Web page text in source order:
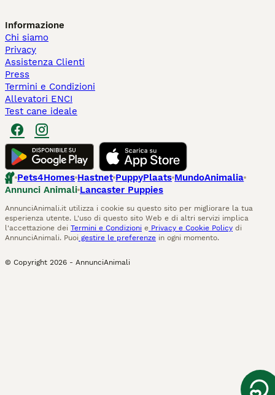
Informazione
Chi siamo
Privacy
Assistenza Clienti
Press
Termini e Condizioni
Allevatori ENCI
Test cane ideale
Pets4Homes Hastnet PuppyPlaats MundoAnimalia
Annunci Animali Lancaster Puppies
AnnunciAnimali.it utilizza i cookie su questo sito per migliorare la tua
esperienza utente. L'uso di questo sito Web e di altri servizi implica
l'accettazione dei Termini e Condizioni e Privacy e Cookie Policy di
AnnunciAnimali. Puoi gestire le preferenze in ogni momento.
© Copyright 2026 - AnnunciAnimali